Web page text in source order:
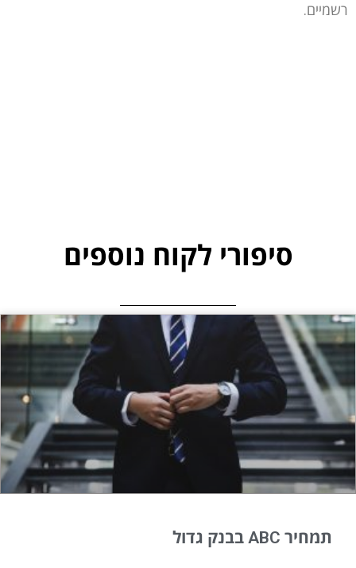
רשמיים.
סיפורי לקוח נוספים
תמחיר ABC בבנק גדול